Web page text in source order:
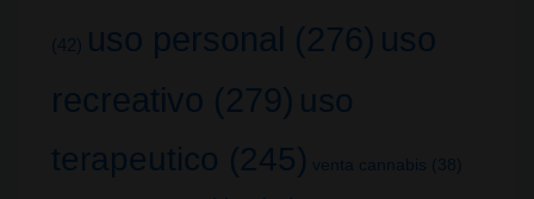
(42) uso personal (276) uso
recreativo (279) uso
terapeutico (245) venta cannabis (38)